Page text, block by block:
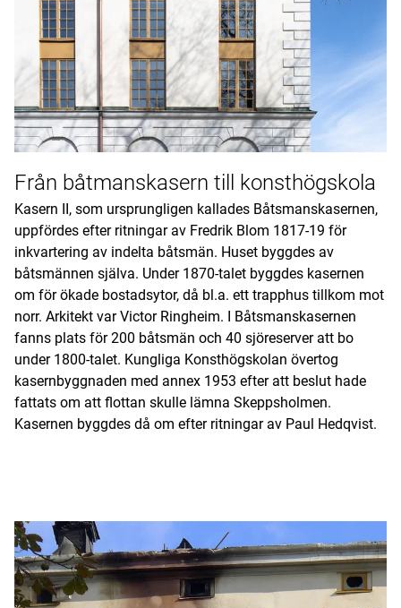
Från båtmanskasern till konsthögskola
Kasern II, som ursprungligen kallades Båtsmanskasernen,
uppfördes efter ritningar av Fredrik Blom 1817-19 för
inkvartering av indelta båtsmän. Huset byggdes av
båtsmännen själva. Under 1870-talet byggdes kasernen
om för ökade bostadsytor, då bl.a. ett trapphus tillkom mot
norr. Arkitekt var Victor Ringheim. I Båtsmanskasernen
fanns plats för 200 båtsmän och 40 sjöreserver att bo
under 1800-talet. Kungliga Konsthögskolan övertog
kasernbyggnaden med annex 1953 efter att beslut hade
fattats om att flottan skulle lämna Skeppsholmen.
Kasernen byggdes då om efter ritningar av Paul Hedqvist.